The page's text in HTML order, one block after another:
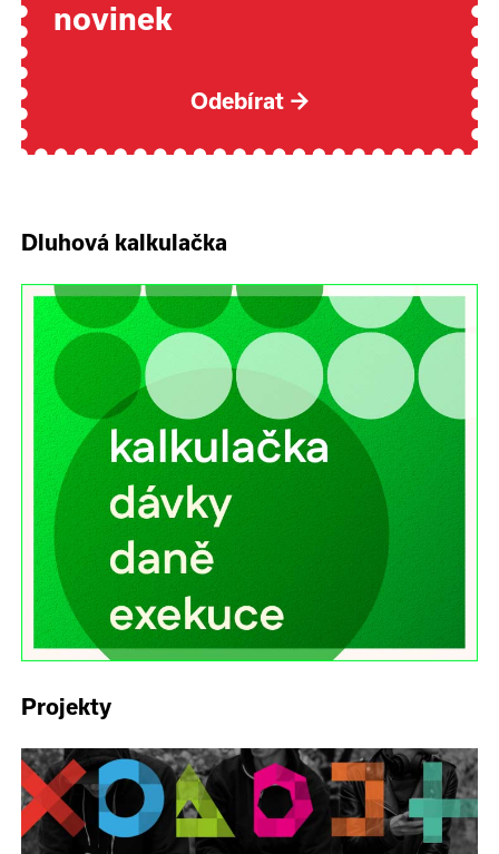
novinek
Odebírat →
Dluhová kalkulačka
Projekty